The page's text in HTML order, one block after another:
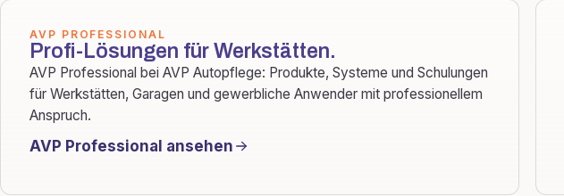
AVP PROFESSIONAL
Profi-Lösungen für Werkstätten.
AVP Professional bei AVP Autopflege: Produkte, Systeme und Schulungen
für Werkstätten, Garagen und gewerbliche Anwender mit professionellem
Anspruch.
AVP Professional ansehen